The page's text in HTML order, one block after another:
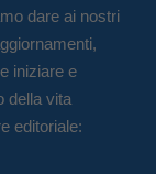
dare ai nostri
iniziare e
della vita
editoriale: